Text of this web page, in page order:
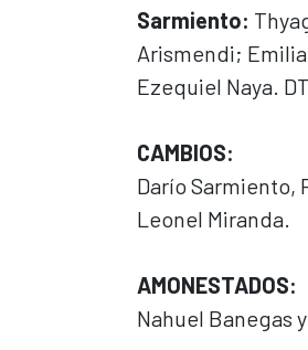
Sarmiento:
Arismendi;
Ezequiel Naya.
CAMBIOS:
Darío Sarmiento,
Leonel Miranda.
AMONESTADOS:
Nahuel Banegas